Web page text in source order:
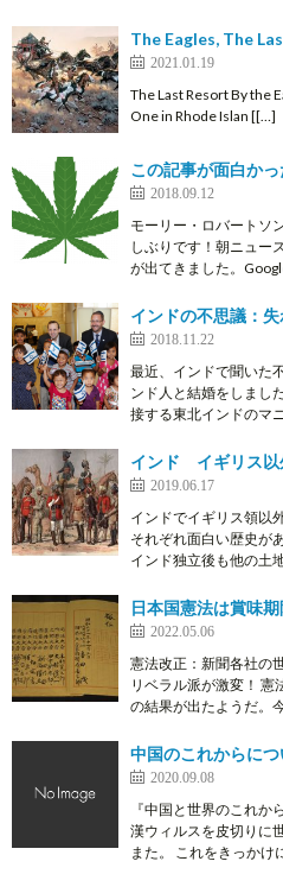
The Eagles, The
2021.01.19
The Last Resort By the
One in Rhode Islan [[…]
この記事が面白かっ
2018.09.12
モーリー・ロバートソ
しぶりです！朝ニュー
が出てきました。
インドの不思議：
2018.11.22
最近、インドで聞いた
ンド人と結婚をしまし
接する東北インドのマ
インド イギリス
2019.06.17
インドでイギリス領以
それぞれ面白い歴史が
インド独立後も他の土
日本国憲法は賞味
2022.05.06
憲法改正：新聞各社の
リベラル派が激変！
の結果が出たようだ。
中国のこれからにつ
2020.09.08
『中国と世界のこれか
漢ウィルスを皮切りに
また。 これをきっかけ